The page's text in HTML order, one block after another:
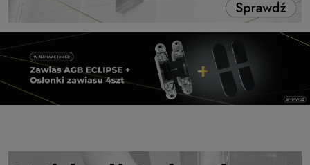
Pomiń karuzelę promocyjną